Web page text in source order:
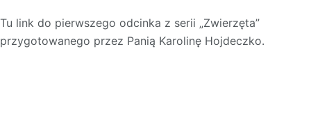
Tu link do pierwszego odcinka z serii „Zwierzęta”
przygotowanego przez Panią Karolinę Hojdeczko.